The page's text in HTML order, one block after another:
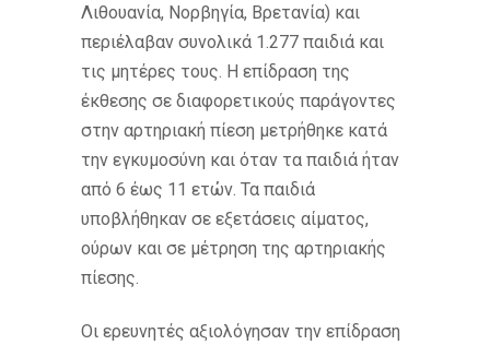
Λιθουανία, Νορβηγία, Βρετανία) και
περιέλαβαν συνολικά 1.277 παιδιά και
τις μητέρες τους. Η επίδραση της
έκθεσης σε διαφορετικούς παράγοντες
στην αρτηριακή πίεση μετρήθηκε κατά
την εγκυμοσύνη και όταν τα παιδιά ήταν
από 6 έως 11 ετών. Τα παιδιά
υποβλήθηκαν σε εξετάσεις αίματος,
ούρων και σε μέτρηση της αρτηριακής
πίεσης.
Οι ερευνητές αξιολόγησαν την επίδραση